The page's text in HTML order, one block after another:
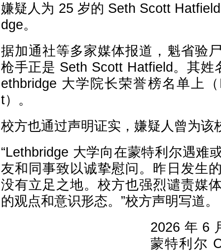
嫌疑人为 25 岁的 Seth Scott
dge。
据加通社等多家媒体报道，魁省验
枪手正是 Seth Scott Hatfield。其姓
ethbridge 大学院长荣誉榜名单上（
t）。
校方也通过声明证实，嫌疑人曾为该
“Lethbridge 大学向在蒙特利尔遇难
友和同事致以诚挚慰问。昨日发生
没有立足之地。校方也强烈谴责媒
的观点和意识形态。”校方声明写道。
2026 年 6
蒙特利尔